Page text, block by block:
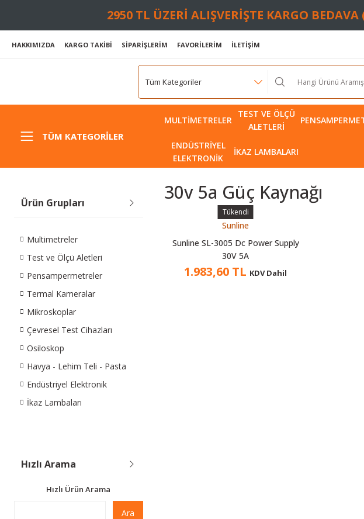
2950 TL ÜZERİ ALIŞVERİŞTE KARGO
HAKKIMIZDA KARGO TAKİBİ SİPARİŞLERİM FAVORİLERİM İLETİŞİM
TÜM KATEGORILER
MULTIMETRELER
TEST VE ÖLÇÜ
ALETLERI
ENDÜSTRIYEL
ELEKTRONIK
İKAZ LAMBALARI
Ürün Grupları
Multimetreler
Test ve Ölçü Aletleri
Pensampermetreler
Termal Kameralar
Mikroskoplar
Çevresel Test Cihazları
Osiloskop
Havya - Lehim Teli - Pasta
Endüstriyel Elektronik
İkaz Lambaları
Hızlı Arama
Hızlı Ürün Arama
Ara
30v 5a Güç Kaynağı
Tükendi
Sunline
Sunline SL-3005 Dc Power Supply
30V 5A
1.983,60 TL KDV Dahil